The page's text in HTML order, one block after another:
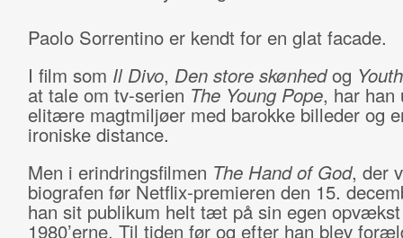
Paolo Sorrentino er kendt for en glat facade.
I film som Il Divo, Den store skønhedog Youth
at tale om tv-serien The Young Pope, har han
elitære magtmiljøer med barokke billeder og
ironiske distance.
Men i erindringsfilmen The Hand of God, der
biografen før Netflix-premieren den 15.
han sit publikum helt tæt på sin egen
1980’erne. Til tiden før og efter han blev